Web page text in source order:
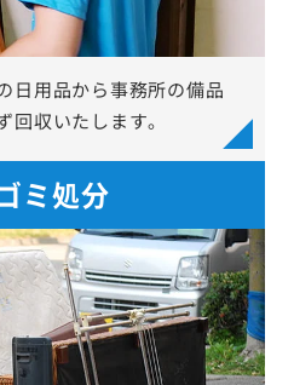
日用品から事務所の備品
回収いたします。
ミ処分